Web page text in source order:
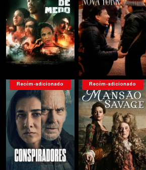
Recém-adicionado Recém-adicionado